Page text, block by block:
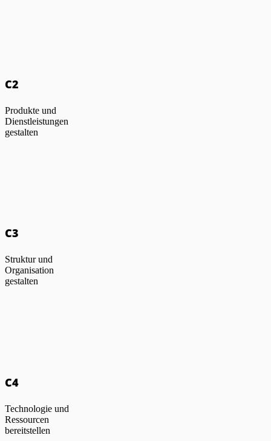
C2
Produkte und
Dienstleistungen
gestalten
C3
Struktur und
Organisation
gestalten
C4
Technologie und
Ressourcen
bereitstellen